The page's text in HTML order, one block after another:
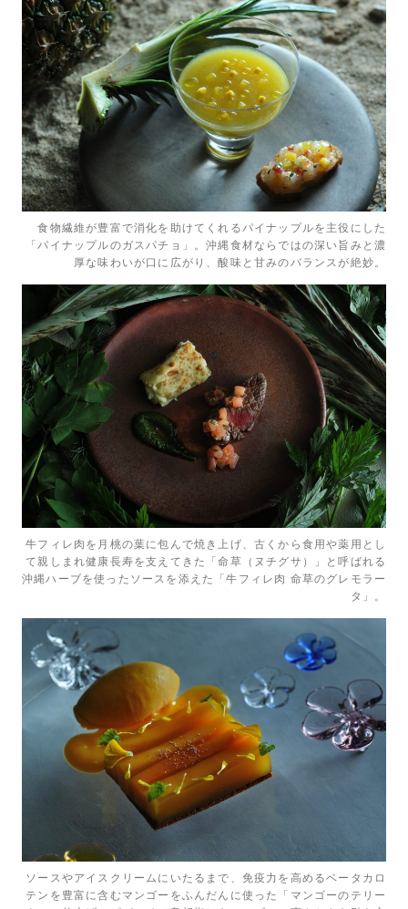
食物繊維が豊富で消化を助けてくれるパイナップルを主役にした
「パイナップルのガスパチョ」。沖縄食材ならではの深い旨みと濃
厚な味わいが口に広がり、酸味と甘みのバランスが絶妙。
牛フィレ肉を月桃の葉に包んで焼き上げ、古くから食用や薬用とし
て親しまれ健康長寿を支えてきた「命草（ヌチグサ）」と呼ばれる
沖縄ハーブを使ったソースを添えた「牛フィレ肉 命草のグレモラー
タ」。
ソースやアイスクリームにいたるまで、免疫力を高めるベータカロ
テンを豊富に含むマンゴーをふんだんに使った「マンゴーのテリー